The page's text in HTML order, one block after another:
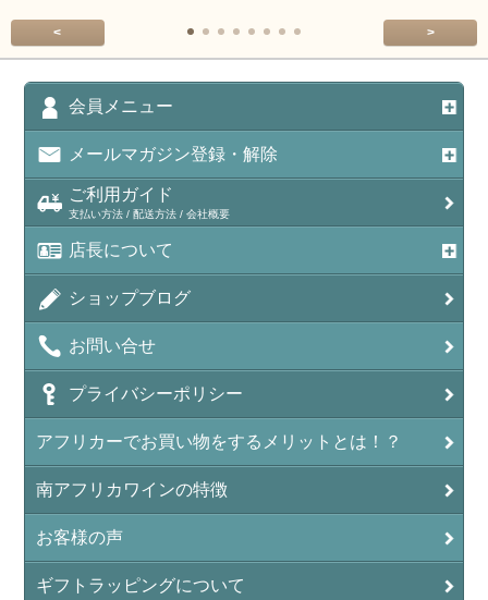
< >
会員メニュー
メールマガジン登録・解除
ご利用ガイド
支払い方法 / 配送方法 / 会社概要
店長について
ショップブログ
お問い合せ
プライバシーポリシー
アフリカーでお買い物をするメリットとは！？
南アフリカワインの特徴
お客様の声
ギフトラッピングについて